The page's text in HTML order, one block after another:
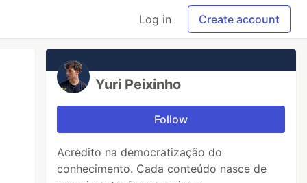
Log in Create account
Yuri Peixinho
Follow
Acredito na democratização do
conhecimento. Cada conteúdo nasce de